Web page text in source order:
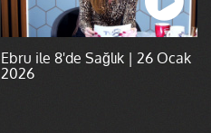
Ebru ile 8'de Sağlık | 26 Ocak
2026